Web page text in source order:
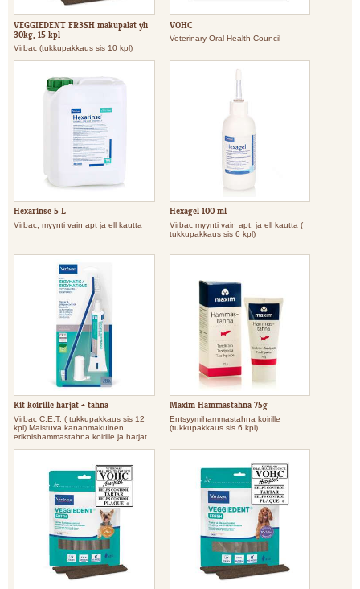
VEGGIEDENT FR3SH makupalat yli
30kg, 15 kpl
Virbac (tukkupakkaus sis 10 kpl)
VOHC
Veterinary Oral Health Council
Hexarinse 5 L
Virbac, myynti vain apt ja ell kautta
Hexagel 100 ml
Virbac myynti vain apt. ja ell kautta (
tukkupakkaus sis 6 kpl)
Kit koirille harjat + tahna
Virbac C.E.T. ( tukkupakkaus sis 12
kpl) Maistuva kananmakuinen
erikoishammastahna koirille ja harjat.
Maxim Hammastahna 75g
Entsyymihammastahna koirille
(tukkupakkaus sis 6 kpl)